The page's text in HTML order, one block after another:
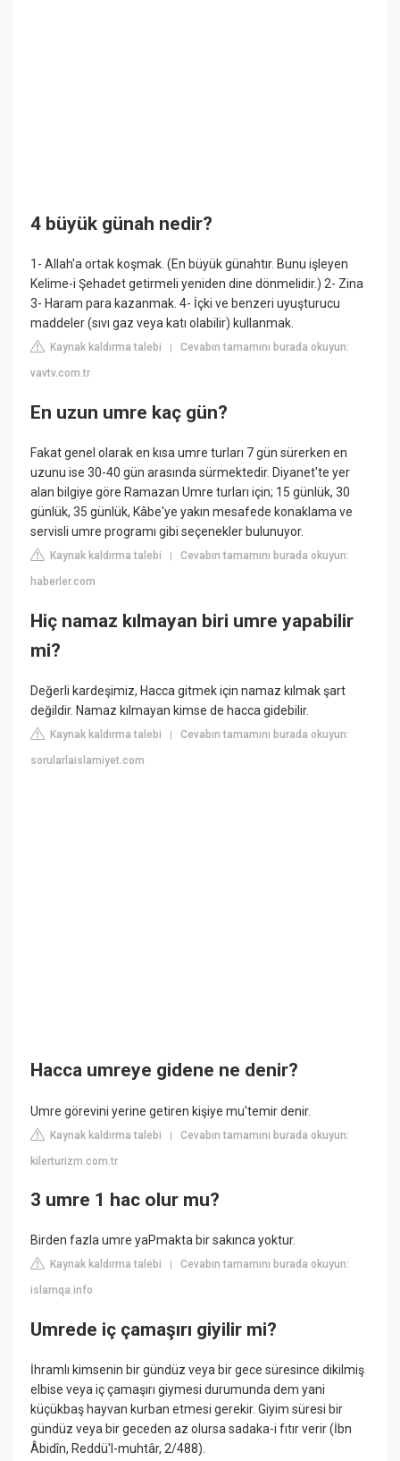
4 büyük günah nedir?
1- Allah'a ortak koşmak. (En büyük günahtır. Bunu işleyen
Kelime-i Şehadet getirmeli yeniden dine dönmelidir.) 2- Zina
3- Haram para kazanmak. 4- İçki ve benzeri uyuşturucu
maddeler (sıvı gaz veya katı olabilir) kullanmak.
Kaynak kaldırma talebi |Cevabın tamamını burada okuyun:
vavtv.com.tr
En uzun umre kaç gün?
Fakat genel olarak en kısa umre turları 7 gün sürerken en
uzunu ise 30-40 gün arasında sürmektedir. Diyanet'te yer
alan bilgiye göre Ramazan Umre turları için; 15 günlük, 30
günlük, 35 günlük, Kâbe'ye yakın mesafede konaklama ve
servisli umre programı gibi seçenekler bulunuyor.
Kaynak kaldırma talebi |Cevabın tamamını burada okuyun:
haberler.com
Hiç namaz kılmayan biri umre yapabilir
mi?
Değerli kardeşimiz, Hacca gitmek için namaz kılmak şart
değildir. Namaz kılmayan kimse de hacca gidebilir.
Kaynak kaldırma talebi |Cevabın tamamını burada okuyun:
sorularlaislamiyet.com
Hacca umreye gidene ne denir?
Umre görevini yerine getiren kişiye mu'temir denir.
Kaynak kaldırma talebi |Cevabın tamamını burada okuyun:
kilerturizm.com.tr
3 umre 1 hac olur mu?
Birden fazla umre yaPmakta bir sakınca yoktur.
Kaynak kaldırma talebi |Cevabın tamamını burada okuyun:
islamqa.info
Umrede iç çamaşırı giyilir mi?
İhramlı kimsenin bir gündüz veya bir gece süresince dikilmiş
elbise veya iç çamaşırı giymesi durumunda dem yani
küçükbaş hayvan kurban etmesi gerekir. Giyim süresi bir
gündüz veya bir geceden az olursa sadaka-i fıtır verir (İbn
Âbidîn, Reddü'l-muhtâr, 2/488).